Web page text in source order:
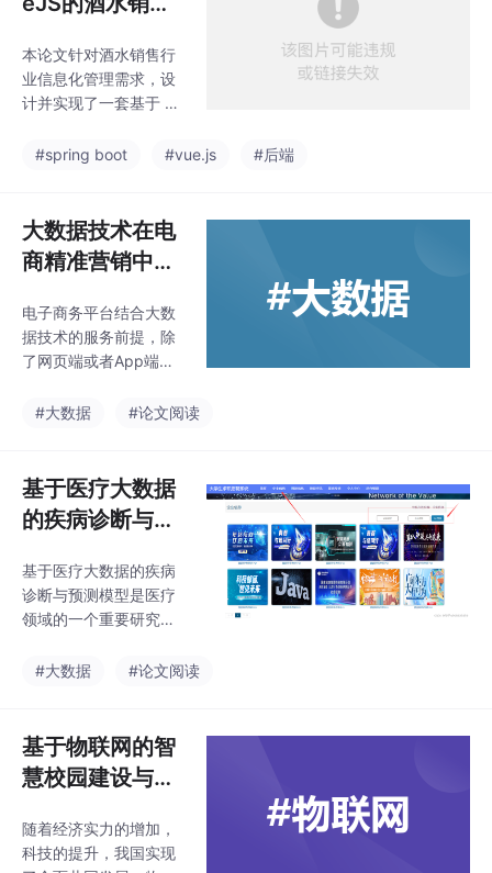
安全设计，提升了系统
未来可以进一步引入人
工智能技术，如智能推
荐课程，提升系统的智
与实现的设计与
实现“
本论文针对酒水销售行
业信息化管理需求，设
计并实现了一套基于 Sp
轻量化销售管理系统。
ElementUI 组件库，实
现了商品管理、订单处
理、库存预警、数据分
用微服务思想优化业务
流程，通过 Swagger
接口文档实现前后端高
测试验证了系统的稳定
#spring boot #vue.js #后端
大数据技术在电
商精准营销中的
电子商务平台结合大数
据技术的服务前提，除
了网页端或者App端的
的部分是信息服务，通
数据分析，为用户提供
更有价值的产品或者各
种功能服务等，因此，
式，大数据技术使得电
子商务平台实现新的服
务方式，在各种数据的
据环境中得到更好的适
数据技术，平台方可以
准确地理解用户的真实
#大数据 #论文阅读
基于医疗大数据
的疾病诊断与预
基于医疗大数据的疾病
诊断与预测模型是医疗
领域的一个重要研究方
优势，这些模型可以提
策和公共卫生工作提供
支持。然而，面临的技
术挑战仍然需要克服，
量和模型解释性等问
题。相信随着技术的不
#大数据 #论文阅读
基于物联网的智
慧校园建设与发
随着经济实力的增加，
科技的提升，我国实现